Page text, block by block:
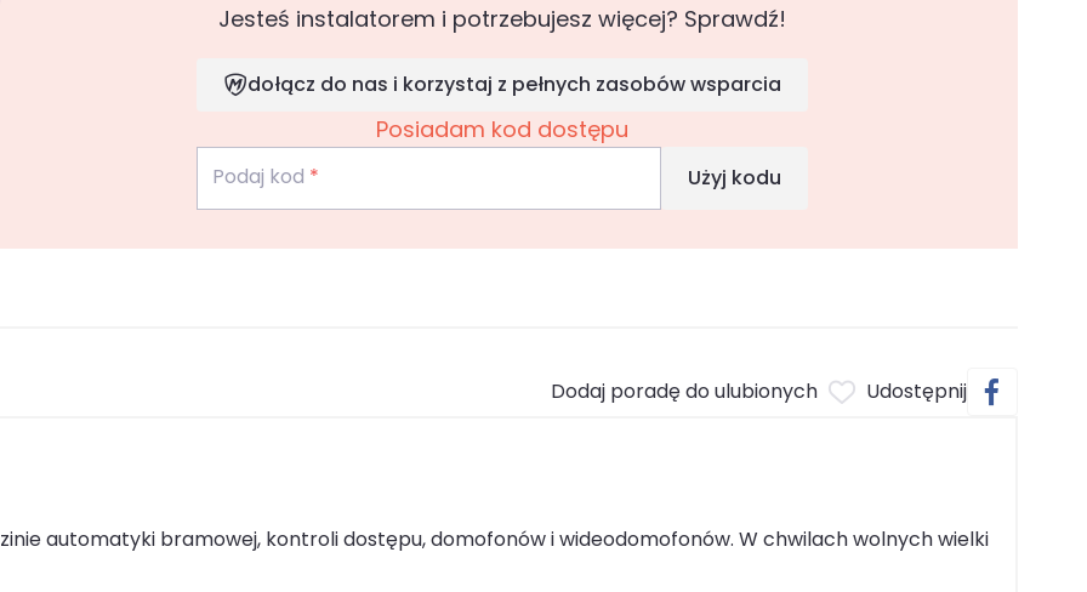
Jesteś instalatorem i potrzebujesz więcej? Sprawdź!
dołącz do nas i korzystaj z pełnych zasobów wsparcia
Posiadam kod dostępu
Podaj kod * Użyj kodu
Dodaj poradę do ulubionych Udostępnij
automatyki bramowej, kontroli dostępu, domofonów i wideodomofonów. W chwilach wolnych wielki